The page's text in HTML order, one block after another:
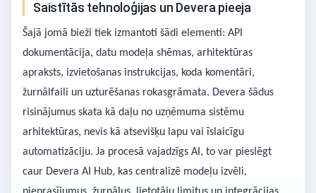
Saistītās tehnoloģijas un Devera pieeja
Šajā jomā bieži tiek izmantoti šādi elementi: API
dokumentācija, datu modeļa shēmas, arhitektūras
apraksts, izvietošanas instrukcijas, koda komentāri,
žurnālfaili un uzturēšanas rokasgrāmata. Devera šādus
risinājumus skata kā daļu no uzņēmuma sistēmu
arhitektūras, nevis kā atsevišķu lapu vai īslaicīgu
automatizāciju. Ja procesā vajadzīgs AI, to var pieslēgt
caur Devera AI Hub, kas centralizē modeļu izvēli,